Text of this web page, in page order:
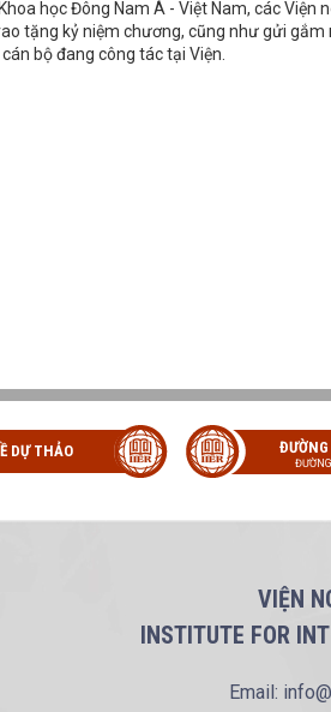
học Đông Nam Á - Việt Nam, các
tặng kỷ niệm chương, cũng như gửi
bộ đang công tác tại Viện.
DỰ THẢO
VIỆN
INSTITUTE FOR
Email: